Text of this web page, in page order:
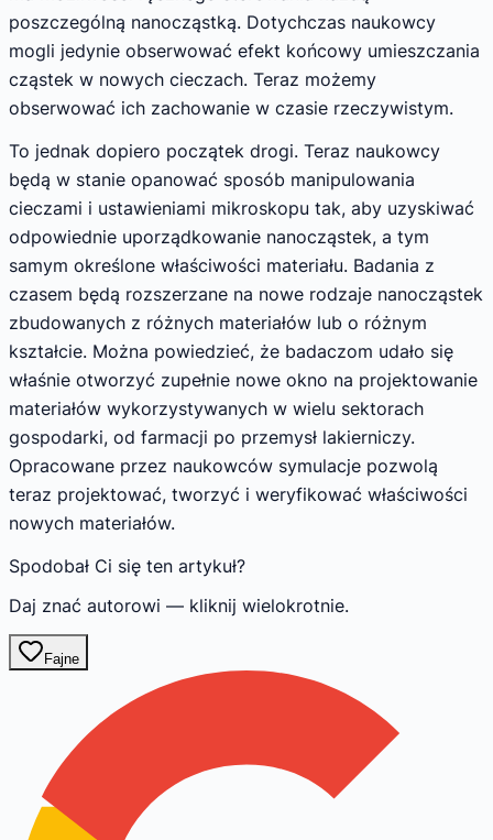
poszczególną nanocząstką. Dotychczas naukowcy
mogli jedynie obserwować efekt końcowy umieszczania
cząstek w nowych cieczach. Teraz możemy
obserwować ich zachowanie w czasie rzeczywistym.
To jednak dopiero początek drogi. Teraz naukowcy
będą w stanie opanować sposób manipulowania
cieczami i ustawieniami mikroskopu tak, aby uzyskiwać
odpowiednie uporządkowanie nanocząstek, a tym
samym określone właściwości materiału. Badania z
czasem będą rozszerzane na nowe rodzaje nanocząstek
zbudowanych z różnych materiałów lub o różnym
kształcie. Można powiedzieć, że badaczom udało się
właśnie otworzyć zupełnie nowe okno na projektowanie
materiałów wykorzystywanych w wielu sektorach
gospodarki, od farmacji po przemysł lakierniczy.
Opracowane przez naukowców symulacje pozwolą
teraz projektować, tworzyć i weryfikować właściwości
nowych materiałów.
Spodobał Ci się ten artykuł?
Daj znać autorowi — kliknij wielokrotnie.
Fajne